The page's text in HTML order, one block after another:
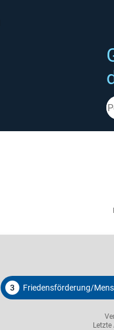
3 Friedensförderung/